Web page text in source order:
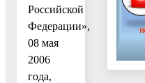
Российской
Федерации»,
08 мая
2006
года,